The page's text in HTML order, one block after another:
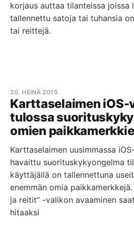
korjaus auttaa tilanteissa joissa
tallennettu satoja tai tuhansia
tai reittejä.
Karttaselaimen iOS-
tulossa
omien
20. HEINÄ 2015
Karttaselaimen uusimmassa
havaittu suorituskykyongelma
käyttäjällä on tallennettuna
enemmän omia
ja reitit” -valikon avaaminen
hitaaksi